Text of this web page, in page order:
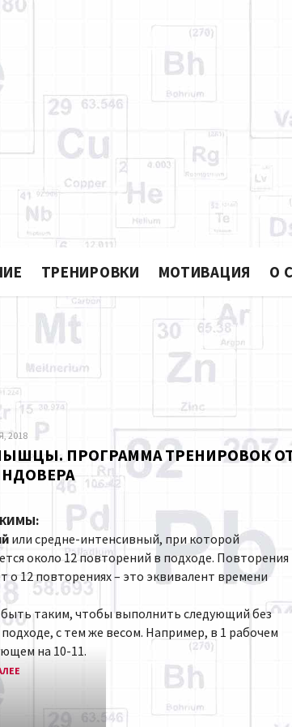
Блог
ПРАКТИКУМ ИГРАЮЩЕГО
ТРЕНИРОВКИ МОТИВАЦИЯ О
2018
ПРОГРАММА ТРЕНИРОВОК
или средне-интенсивный, при которой
около 12 повторений в подходе. Повторения
о 12 повторениях – это эквивалент времени
таким, чтобы выполнить следующий без
с тем же весом. Например, в 1 рабочем
на 10-11.